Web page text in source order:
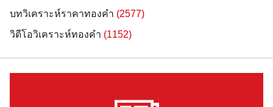
บทวิเคราะห์ราคาทองคำ (2577)
วิดีโอวิเคราะห์ทองคำ (1152)